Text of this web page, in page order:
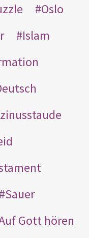
Oslo
Islam
Sauer
Gott hören